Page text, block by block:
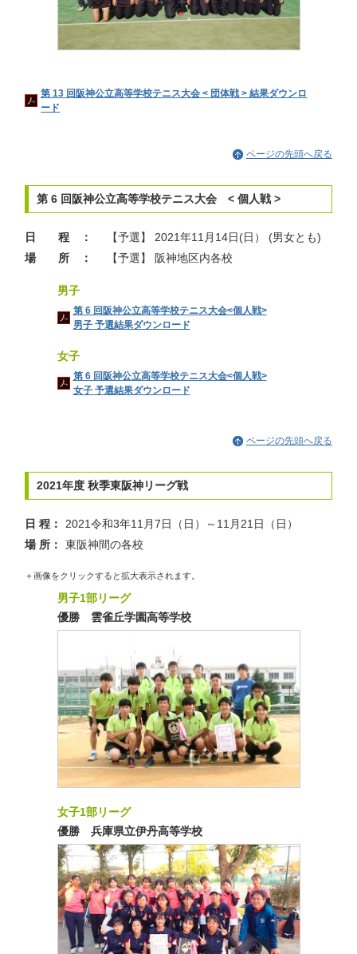
第 13 回阪神公立高等学校テニス大会 < 団体戦 > 結果ダウンロ
ード
ページの先頭へ戻る
第 6 回阪神公立高等学校テニス大会 < 個人戦 >
日 程 ：
【予選】 2021年11月14日(日） (男女とも)
場 所 ：
【予選】 阪神地区内各校
男子
第 6 回阪神公立高等学校テニス大会<個人戦>
男子 予選結果ダウンロード
女子
第 6 回阪神公立高等学校テニス大会<個人戦>
女子 予選結果ダウンロード
ページの先頭へ戻る
2021年度 秋季東阪神リーグ戦
日 程：
2021令和3年11月7日（日）～11月21日（日）
場 所：
東阪神間の各校
＋画像をクリックすると拡大表示されます。
男子1部リーグ
優勝 雲雀丘学園高等学校
女子1部リーグ
優勝 兵庫県立伊丹高等学校